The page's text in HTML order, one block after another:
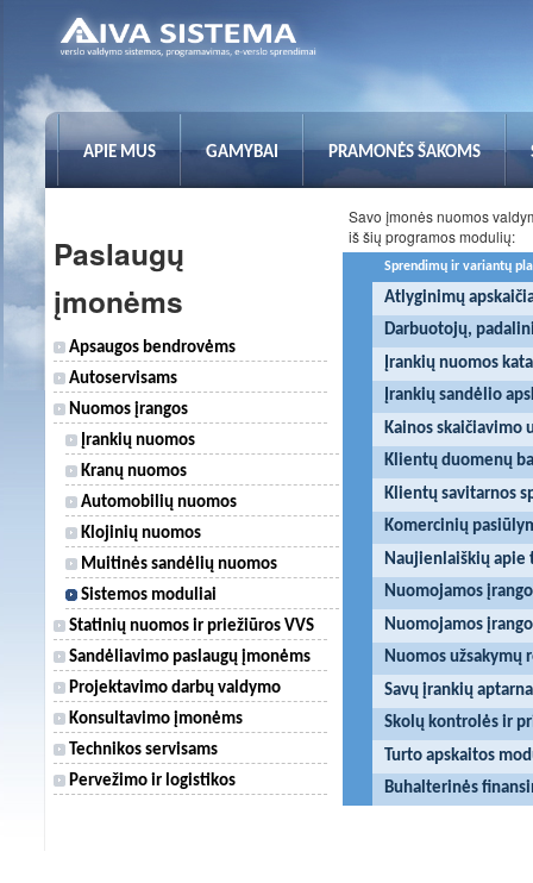
APIE MUS GAMYBAI PRAMONĖS ŠAKOMS
Paslaugų
įmonėms
Apsaugos bendrovėms
Autoservisams
Nuomos įrangos
Įrankių nuomos
Kranų nuomos
Automobilių nuomos
Klojinių nuomos
Muitinės sandėlių nuomos
Sistemos moduliai
Statinių nuomos ir priežiūros VVS
Sandėliavimo paslaugų įmonėms
Projektavimo darbų valdymo
Konsultavimo įmonėms
Technikos servisams
Pervežimo ir logistikos
Savo įmonės nuomos
iš šių programos modulių:
Sprendimų ir variantų
Atlyginimų
Darbuotojų,
Įrankių nuomos
Įrankių sandėlio
Kainos skaičiavimo
Klientų duomenų
Klientų savitarnos
Komercinių
Naujienlaiškių apie
Nuomojamos
Nuomojamos
Nuomos užsakymų
Savų įrankių
Skolų kontrolės ir
Turto apskaitos
Buhalterinės